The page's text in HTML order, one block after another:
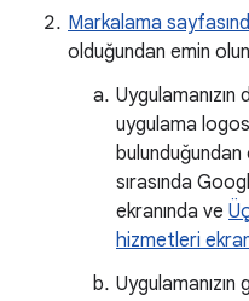
Markalama
olduğundan emin
uygulama
bulunduğundan
sırasında
ekranında ve
hizmetleri